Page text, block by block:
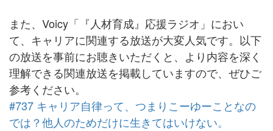
また、Voicy「『人材育成』応援ラジオ」におい
て、キャリアに関連する放送が大変人気です。以下
の放送を事前にお聴きいただくと、より内容を深く
理解できる関連放送を掲載していますので、ぜひご
参考ください。
#737 キャリア自律って、つまりこーゆーことなの
では？他人のためだけに生きてはいけない。